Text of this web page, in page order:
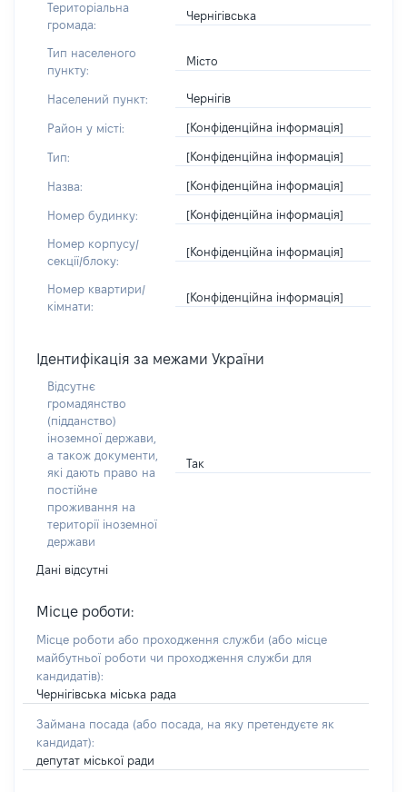
Територіальна
громада:
Чернігівська
Тип населеного
пункту:
Місто
Населений пункт: Чернігів
Район у місті: [Конфіденційна інформація]
Тип: [Конфіденційна інформація]
Назва: [Конфіденційна інформація]
Номер будинку: [Конфіденційна інформація]
Номер корпусу/
секції/блоку:
[Конфіденційна інформація]
Номер квартири/
кімнати:
[Конфіденційна інформація]
Ідентифікація за межами України
Відсутнє
громадянство
(підданство)
іноземної держави,
а також документи,
які дають право на
постійне
проживання на
території іноземної
держави
Так
Дані відсутні
Місце роботи:
Місце роботи або проходження служби (або місце
майбутньої роботи чи проходження служби для
кандидатів):
Чернігівська міська рада
Займана посада (або посада, на яку претендуєте як
кандидат):
депутат міської ради